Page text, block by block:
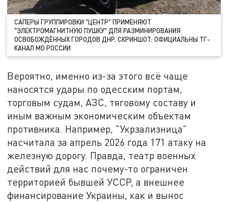
САПЕРЫ ГРУППИРОВКИ "ЦЕНТР" ПРИМЕНЯЮТ
"ЭЛЕКТРОМАГНИТНУЮ ПУШКУ" ДЛЯ РАЗМИНИРОВАНИЯ
ОСВОБОЖДЁННЫХ ГОРОДОВ ДНР. СКРИНШОТ: ОФИЦИАЛЬНЫ ТГ-
КАНАЛ МО РОССИИ
Вероятно, именно из-за этого всё чаще
наносятся удары по одесским портам,
торговым судам, АЗС, тяговому составу и
иным важным экономическим объектам
противника. Например, "Укрзализница"
насчитала за апрель 2026 года 171 атаку на
железную дорогу. Правда, театр военных
действий для нас почему-то ограничен
территорией бывшей УССР, а внешнее
финансирование Украины, как и вынос